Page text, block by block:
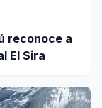
reconoce a
El Sira